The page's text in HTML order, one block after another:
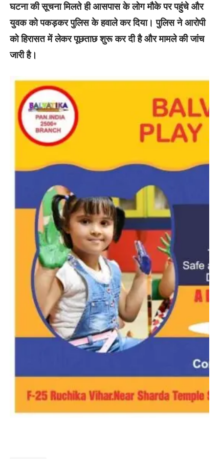
घटना की सूचना मिलते ही आसपास के लोग मौके पर पहुंचे और
युवक को पकड़कर पुलिस के हवाले कर दिया। पुलिस ने आरोपी
को हिरासत में लेकर पूछताछ शुरू कर दी है और मामले की जांच
जारी है।